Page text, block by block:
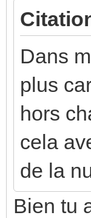
Dans
plus
hors
cela
de la
Bien tu